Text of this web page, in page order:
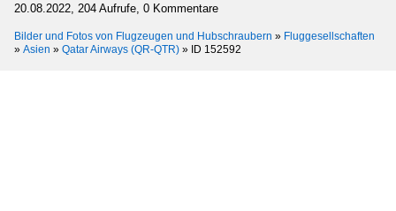
20.08.2022, 204 Aufrufe, 0 Kommentare
Bilder und Fotos von Flugzeugen und Hubschraubern » Fluggesellschaften
» Asien » Qatar Airways (QR-QTR) » ID 152592